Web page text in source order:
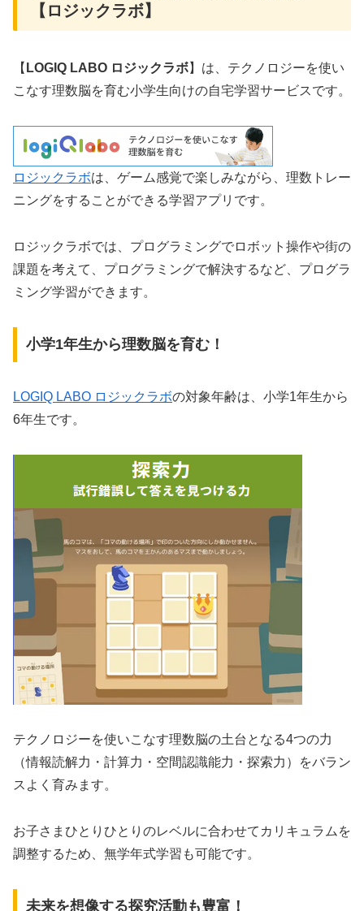
【ロジックラボ】
【 LOGIQ LABO ロジックラボ】は、テクノロジーを使い
こなす理数脳を育む小学生向けの自宅学習サービスです。
ロジックラボは、ゲーム感覚で楽しみながら、理数トレー
ニングをすることができる学習アプリです。
ロジックラボでは、プログラミングでロボット操作や街の
課題を考えて、プログラミングで解決するなど、プログラ
ミング学習ができます。
小学1年生から理数脳を育む！
LOGIQ LABO ロジックラボの対象年齢は、小学1年生から
6年生です。
テクノロジーを使いこなす理数脳の土台となる4つの力
（情報読解力・計算力・空間認識能力・探索力）をバラン
スよく育みます。
お子さまひとりひとりのレベルに合わせてカリキュラムを
調整するため、無学年式学習も可能です。
未来を想像する探究活動も豊富！